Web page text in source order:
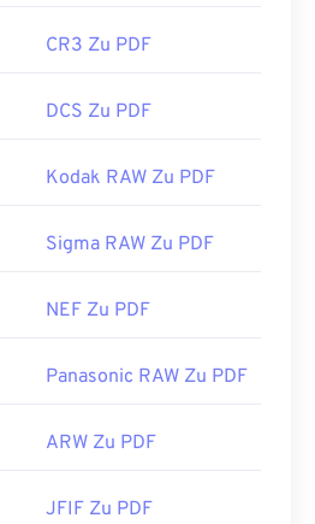
CR3 Zu PDF
DCS Zu PDF
Kodak RAW Zu PDF
Sigma RAW Zu PDF
NEF Zu PDF
Panasonic RAW Zu PDF
ARW Zu PDF
JFIF Zu PDF